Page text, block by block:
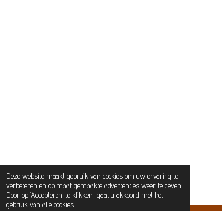
Deze website maakt gebruik van cookies om uw ervaring te
verbeteren en op maat gemaakte advertenties weer te geven.
Door op ‘Accepteren’ te klikken, gaat u akkoord met het
gebruik van alle cookies.